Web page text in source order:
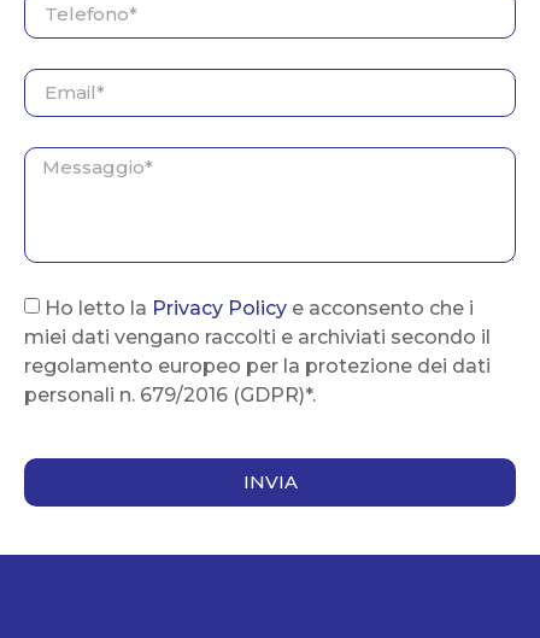
Ho letto la Privacy Policy e acconsento che i
miei dati vengano raccolti e archiviati secondo il
regolamento europeo per la protezione dei dati
personali n. 679/2016 (GDPR)*.
INVIA